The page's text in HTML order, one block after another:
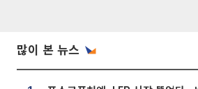
많이 본 뉴스